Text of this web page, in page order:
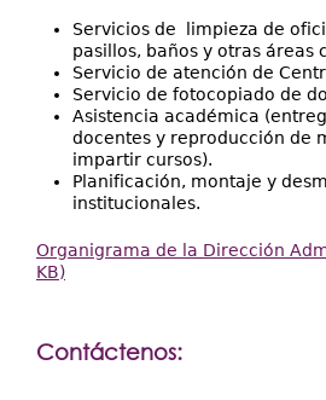
Servicios de limpieza de
pasillos, baños y otras áreas
Servicio de atención de
Servicio de fotocopiado de
Asistencia académica
docentes y reproducción de
impartir cursos).
Planificación, montaje y
institucionales.
Organigrama de la Dirección
KB)
Contáctenos: